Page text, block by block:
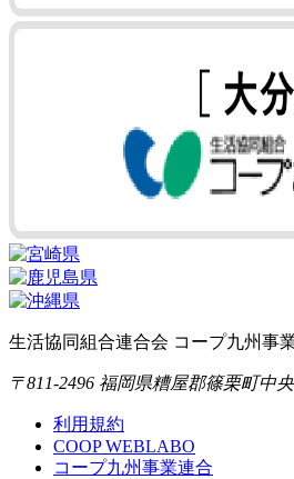
生活協同組合連合会 コープ九州事
〒811-2496 福岡県糟屋郡篠栗町中
利用規約
COOP WEBLABO
コープ九州事業連合